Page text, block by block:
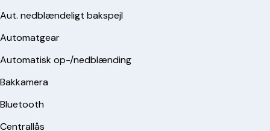
Aut. nedblændeligt bakspejl
Automatgear
Automatisk op-/nedblænding
Bakkamera
Bluetooth
Centrallås